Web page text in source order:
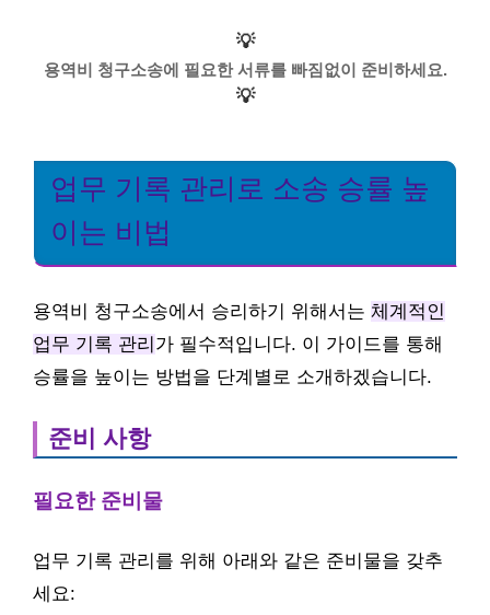
💡
용역비 청구소송에 필요한 서류를 빠짐없이 준비하세요.
💡
업무 기록 관리로 소송 승률 높
이는 비법
용역비 청구소송에서 승리하기 위해서는 체계적인
업무 기록 관리 가 필수적입니다. 이 가이드를 통해
승률을 높이는 방법을 단계별로 소개하겠습니다.
준비 사항
필요한 준비물
업무 기록 관리를 위해 아래와 같은 준비물을 갖추
세요: